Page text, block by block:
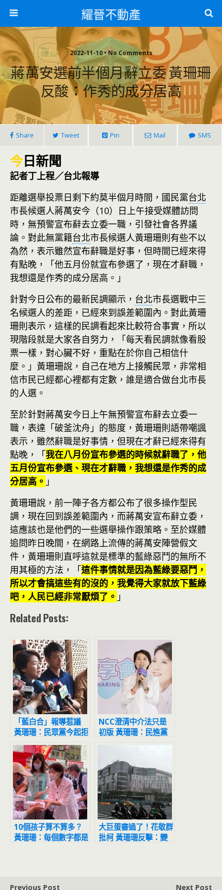
耀晉不動產
2022-11-10 • No Comments
蔣萬安選前半個月辭立委 黃珊珊
反酸：作秀的成分居高
Share Tweet Pin Mail SMS
今日新聞
記者丁上程／台北報導
距離選舉投票日剩下約莫半個月時間，國民黨台北
市長候選人蔣萬安今（10）日上午接受媒體訪問
時，無預警宣布辭去立委一職，引發社會各界議
論。對此無黨籍台北市長候選人黃珊珊則有些不以
為然，表示雖然宣布辭職是好事，但時間已經來得
有點晚，「他五月份就宣布參選了，現在才辭職，
我想還是作秀的成分居高。」
針對今日公布的最新民調顯示， 台北市長選戰中三
名候選人的差距，已經來到誤差範圍內。對此黃珊
珊則表示，這樣的民調看起來比較符合事實，所以
現階段就是大家各自努力，「每天看民調就像看股
票一樣，對心臟不好，重點在於你自己相信什
麼。」黃珊珊說，自己在地方上接觸民眾，非常相
信市民已經都心裡都有定數，誰是適合做台北市長
的人選。
至於針對蔣萬安今日上午無預警宣布辭去立委一
職，表達「破釜沈舟」的態度，黃珊珊則語帶嘲諷
表示，雖然辭職是好事情，但現在才辭已經來得有
點晚，「我在八月份宣布參選的時候就辭職了，他
五月份宣布參選、現在才辭職，我想還是作秀的成
分居高。 」
黃珊珊說，前一陣子各方都公布了很多操作型民
調，現在回到誤差範圍內，而蔣萬安宣布辭立委，
這應該也是他們的一些選舉操作跟策略。至於媒體
追問昨日晚間，在網路上流傳的蔣萬安陣營假文
件，黃珊珊則直呼這就是標準的藍綠惡鬥的無所不
用其極的方法，「這件事情就是因為藍綠要惡鬥，
所以才會搞這些有的沒的，我覺得大家就放下藍綠
吧，人民已經非常厭煩了。 」
Related Posts:
「藍白合」報導惹議
黃珊珊：民眾黨今起拒
上三立節目
NCC澄清中介法只是
初版 黃珊珊：民進黨
想把水打混
10個孩子算不算多？
黃珊珊：每個數字都是
大巨蛋審過了！花敬群
批柯 黃珊珊反擊：變
Previous Post Next Post